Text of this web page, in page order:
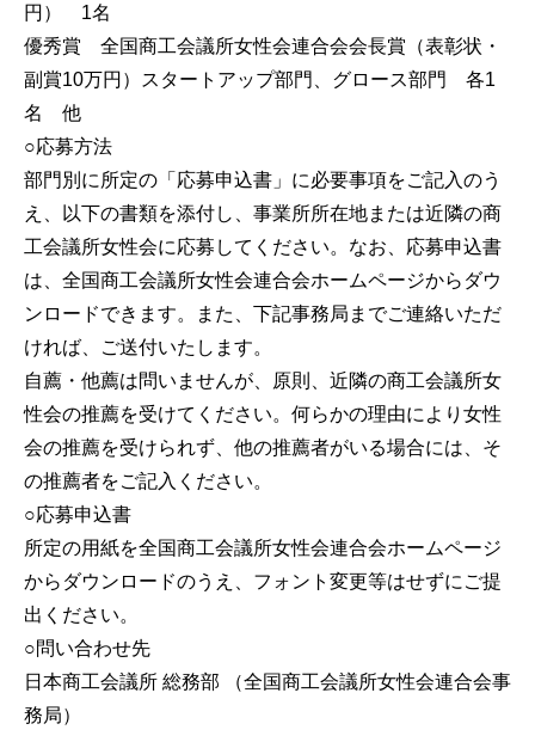
円） 1名
優秀賞 全国商工会議所女性会連合会会長賞（表彰状・
副賞10万円）スタートアップ部門、グロース部門 各1
名 他
○応募方法
部門別に所定の「応募申込書」に必要事項をご記入のう
え、以下の書類を添付し、事業所所在地または近隣の商
工会議所女性会に応募してください。なお、応募申込書
は、全国商工会議所女性会連合会ホームページからダウ
ンロードできます。また、下記事務局までご連絡いただ
ければ、ご送付いたします。
自薦・他薦は問いませんが、原則、近隣の商工会議所女
性会の推薦を受けてください。何らかの理由により女性
会の推薦を受けられず、他の推薦者がいる場合には、そ
の推薦者をご記入ください。
○応募申込書
所定の用紙を全国商工会議所女性会連合会ホームページ
からダウンロードのうえ、フォント変更等はせずにご提
出ください。
○問い合わせ先
日本商工会議所 総務部 （全国商工会議所女性会連合会事
務局）